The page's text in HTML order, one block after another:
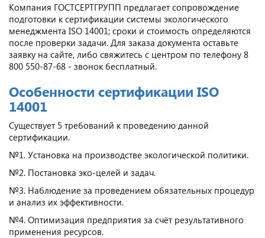
Компания ГОСТСЕРТГРУПП предлагает сопровождение
подготовки к сертификации системы экологического
менеджмента ISO 14001; сроки и стоимость определяются
после проверки задачи. Для заказа документа оставьте
заявку на сайте, либо свяжитесь с центром по телефону 8
800 550-87-68 - звонок бесплатный.
Особенности сертификации ISO
14001
Существует 5 требований к проведению данной
сертификации.
№1. Установка на производстве экологической политики.
№2. Постановка эко-целей и задач.
№3. Наблюдение за проведением обязательных процедур
и анализ их эффективности.
№4. Оптимизация предприятия за счёт результативного
применения ресурсов.